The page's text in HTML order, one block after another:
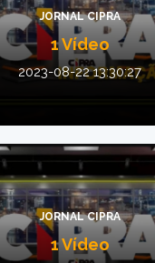
JORNAL CIPRA
1 Vídeo
2023-08-22 13:30:27
JORNAL CIPRA
1 Vídeo